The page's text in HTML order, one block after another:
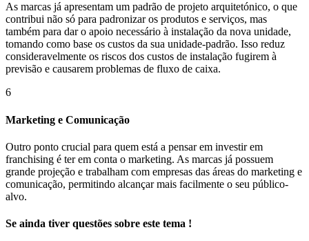
As marcas já apresentam um padrão de projeto arquitetónico, o que
contribui não só para padronizar os produtos e serviços, mas
também para dar o apoio necessário à instalação da nova unidade,
tomando como base os custos da sua unidade-padrão. Isso reduz
consideravelmente os riscos dos custos de instalação fugirem à
previsão e causarem problemas de fluxo de caixa.
6
Marketing e Comunicação
Outro ponto crucial para quem está a pensar em investir em
franchising é ter em conta o marketing. As marcas já possuem
grande projeção e trabalham com empresas das áreas do marketing e
comunicação, permitindo alcançar mais facilmente o seu público-
alvo.
Se ainda tiver questões sobre este tema !